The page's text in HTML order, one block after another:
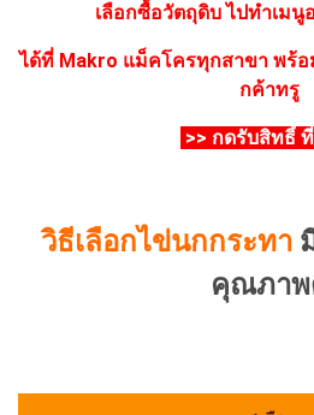
เลือกซื้อวัตถุดิบ ไปทำเม
ได้ที่ Makro แม็คโครทุกสาขา พร้อ
กค้าทรู
>> กดรับสิทธิ์
วิธีเลือกไข่นกกระทา
คุณภา